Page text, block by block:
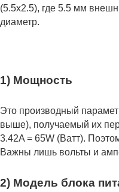
(5.5x2.5), где 5.5 мм
диаметр.
1) Мощность
Это производный
выше), получаемый их
3.42A = 65W (Ватт).
Важны лишь вольты и
2) Модель блока